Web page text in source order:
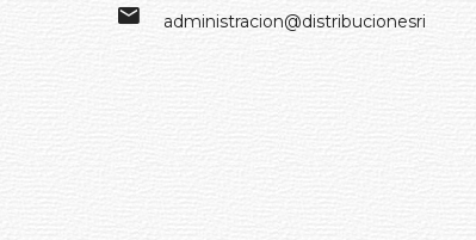
administracion@distribucionesrivero.es